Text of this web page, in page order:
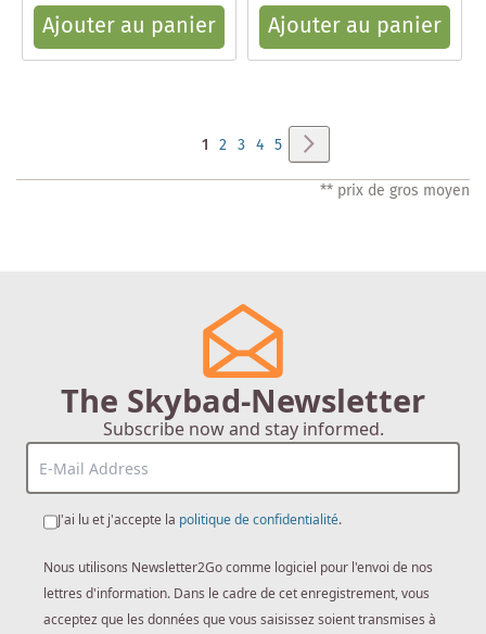
Ajouter au panier Ajouter au panier
Vous
lisez
1 Page
2 Page
3 Page
4 Page
5
** prix de gros moyen
The Skybad-Newsletter
Subscribe now and stay informed.
J'ai lu et j'accepte la politique de confidentialité.
Nous utilisons Newsletter2Go comme logiciel pour l'envoi de nos
lettres d'information. Dans le cadre de cet enregistrement, vous
acceptez que les données que vous saisissez soient transmises à